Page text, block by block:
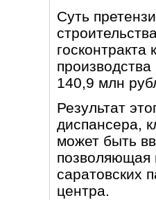
Суть
140,9 млн
Результат
диспансера,
может быть
позволяющая
саратовских
центра.